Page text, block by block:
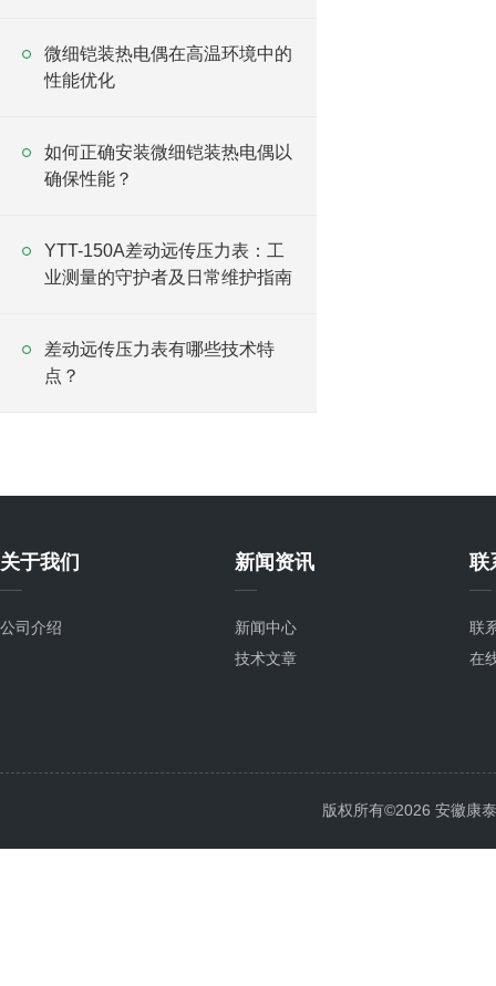
微细铠装热电偶在高温环境中的
性能优化
如何正确安装微细铠装热电偶以
确保性能？
YTT-150A差动远传压力表：工
业测量的守护者及日常维护指南
差动远传压力表有哪些技术特
点？
关于我们
公司介绍
新闻资讯
新闻中心
技术文章
联
联
在
版权所有©2026 安徽康